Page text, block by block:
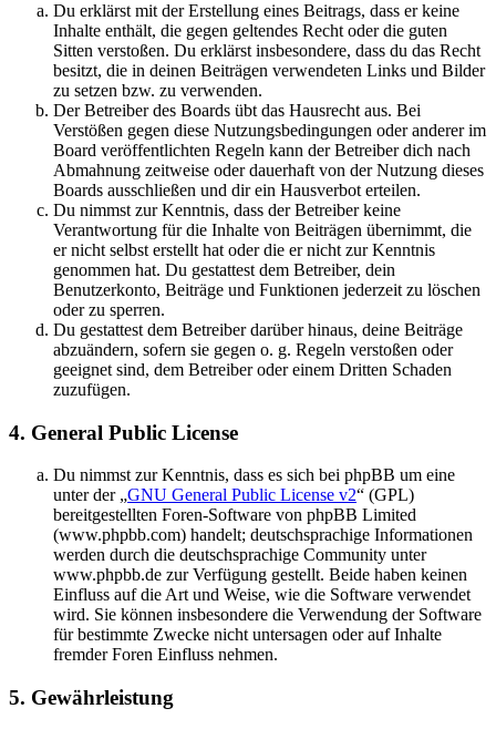
Du erklärst mit der Erstellung eines Beitrags, dass er keine
Inhalte enthält, die gegen geltendes Recht oder die guten
Sitten verstoßen. Du erklärst insbesondere, dass du das Recht
besitzt, die in deinen Beiträgen verwendeten Links und Bilder
zu setzen bzw. zu verwenden.
Der Betreiber des Boards übt das Hausrecht aus. Bei
Verstößen gegen diese Nutzungsbedingungen oder anderer im
Board veröffentlichten Regeln kann der Betreiber dich nach
Abmahnung zeitweise oder dauerhaft von der Nutzung dieses
Boards ausschließen und dir ein Hausverbot erteilen.
Du nimmst zur Kenntnis, dass der Betreiber keine
Verantwortung für die Inhalte von Beiträgen übernimmt, die
er nicht selbst erstellt hat oder die er nicht zur Kenntnis
genommen hat. Du gestattest dem Betreiber, dein
Benutzerkonto, Beiträge und Funktionen jederzeit zu löschen
oder zu sperren.
Du gestattest dem Betreiber darüber hinaus, deine Beiträge
abzuändern, sofern sie gegen o. g. Regeln verstoßen oder
geeignet sind, dem Betreiber oder einem Dritten Schaden
zuzufügen.
4. General Public License
Du nimmst zur Kenntnis, dass es sich bei phpBB um eine
unter der „GNU General Public License v2“ (GPL)
bereitgestellten Foren-Software von phpBB Limited
(www.phpbb.com) handelt; deutschsprachige Informationen
werden durch die deutschsprachige Community unter
www.phpbb.de zur Verfügung gestellt. Beide haben keinen
Einfluss auf die Art und Weise, wie die Software verwendet
wird. Sie können insbesondere die Verwendung der Software
für bestimmte Zwecke nicht untersagen oder auf Inhalte
fremder Foren Einfluss nehmen.
5. Gewährleistung